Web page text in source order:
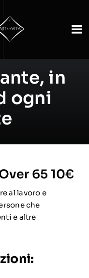
Calendario
in
ogni
65 10€
al lavoro e
che
e altre